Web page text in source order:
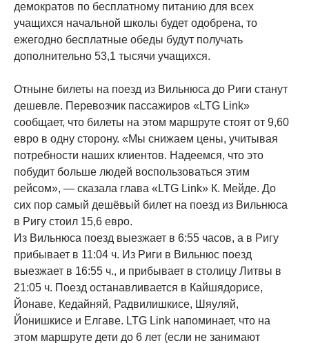
демократов по бесплатному питанию для всех
учащихся начальной школы будет одобрена, то
ежегодно бесплатные обеды будут получать
дополнительно 53,1 тысячи учащихся.
Отныне билеты на поезд из Вильнюса до Риги станут
дешевле. Перевозчик пассажиров «LTG Link»
сообщает, что билеты на этом маршруте стоят от 9,60
евро в одну сторону. «Мы снижаем цены, учитывая
потребности наших клиентов. Надеемся, что это
побудит больше людей воспользоваться этим
рейсом», — сказала глава «LTG Link» К. Мейде. До
сих пор самый дешёвый билет на поезд из Вильнюса
в Ригу стоил 15,6 евро.
Из Вильнюса поезд выезжает в 6:55 часов, а в Ригу
прибывает в 11:04 ч. Из Риги в Вильнюс поезд
выезжает в 16:55 ч., и прибывает в столицу Литвы в
21:05 ч. Поезд останавливается в Кайшядорисе,
Йонаве, Кедайняй, Радвилишкисе, Шяуляй,
Йонишкисе и Елгаве. LTG Link напоминает, что на
этом маршруте дети до 6 лет (если не занимают